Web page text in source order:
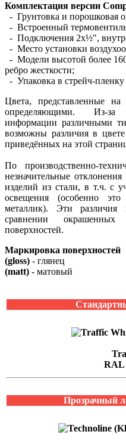
Комплектация версии
- Грунтовка и порошковая
- Встроенный
- Подключения 2х½",
- Место установки
- Модели высотой более
ребро жесткости;
- Упаковка в стрейч-
Цвета, представленные
определяющими. Из-за
информации различными
возможны различия в
приведённых на этой
По производственно-
незначительные
изделий из стали, в т.ч. с
освещения (особенно
металлик). Эти различия
сравнении
поверхностей.
Маркировка поверхностей
(gloss) - глянец
(matt) - матовый
RAL
Прозрачный